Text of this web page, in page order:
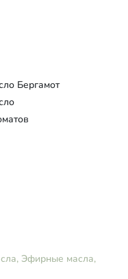
Бергамот
Эфирные масла,